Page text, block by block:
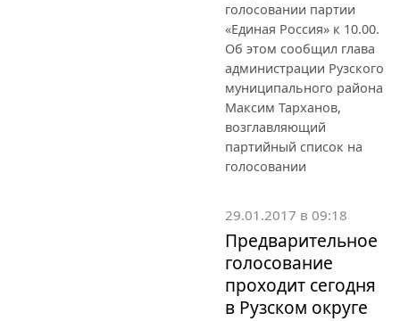
голосовании партии
«Единая Россия» к 10.00.
Об этом сообщил глава
администрации Рузского
муниципального района
Максим Тарханов,
возглавляющий
партийный список на
голосовании
29.01.2017 в 09:18
Предварительное
голосование
проходит сегодня
в Рузском округе